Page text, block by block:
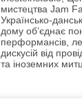
мистецтва Jam
Українсько-
дому об’єднає
перформансів,
дискусій від
та іноземних